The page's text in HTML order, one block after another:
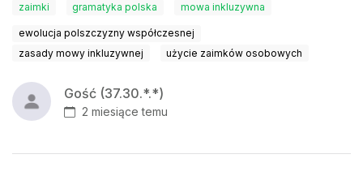
zaimki gramatyka polska mowa inkluzywna
ewolucja polszczyzny współczesnej
zasady mowy inkluzywnej
użycie zaimków osobowych
Gość (37.30.*.*)
2 miesiące temu